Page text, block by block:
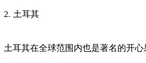
2. 土耳其
土耳其在全球范围内也是著名的开